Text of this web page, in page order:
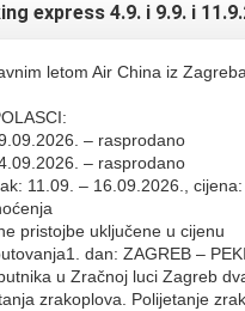
express 4.9. i 9.9. i
letom Air China iz
– rasprodano
– rasprodano
11.09. – 16.09.2026.,
pristojbe uključene u cijenu
dan: ZAGREB –
u Zračnoj luci Zagreb
zrakoplova. Polijetanje